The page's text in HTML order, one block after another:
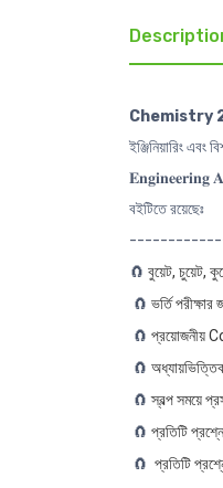
Chemistry
ইঞ্জিনিয়ারিং
বইটিতে রয়েছেঃ
🧲 বুয়েট, চুয়েট,
🧲 ভর্তি
🧲 প্রয়োজনীয়
🧲 অধ্যায়ভিত্তিক
🧲স্বল্প সময়ে
🧲 প্রতিটি
🧲 প্রতিটি